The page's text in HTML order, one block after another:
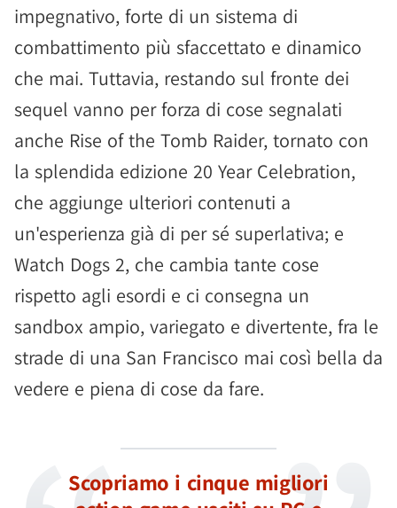
impegnativo, forte di un sistema di
combattimento più sfaccettato e dinamico
che mai. Tuttavia, restando sul fronte dei
sequel vanno per forza di cose segnalati
anche Rise of the Tomb Raider, tornato con
la splendida edizione 20 Year Celebration,
che aggiunge ulteriori contenuti a
un'esperienza già di per sé superlativa; e
Watch Dogs 2, che cambia tante cose
rispetto agli esordi e ci consegna un
sandbox ampio, variegato e divertente, fra le
strade di una San Francisco mai così bella da
vedere e piena di cose da fare.
Scopriamo i cinque migliori